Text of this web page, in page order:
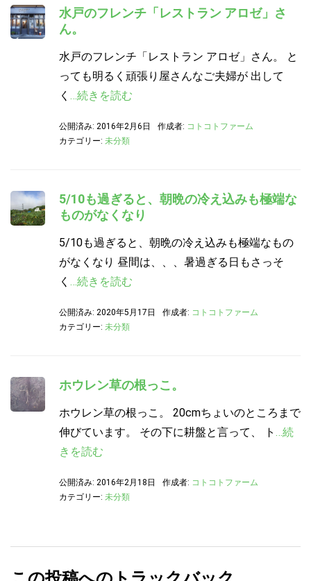
水戸のフレンチ「レストラン アロゼ」さ
ん。
水戸のフレンチ「レストラン アロゼ」さん。 と
っても明るく頑張り屋さんなご夫婦が 出して
く
…続きを読む
公開済み: 2016年2月6日 作成者: コトコトファーム
カテゴリー: 未分類
5/10も過ぎると、朝晩の冷え込みも極端な
ものがなくなり
5/10も過ぎると、朝晩の冷え込みも極端なもの
がなくなり 昼間は、、、暑過ぎる日もさっそ
く
…続きを読む
公開済み: 2020年5月17日 作成者: コトコトファーム
カテゴリー: 未分類
ホウレン草の根っこ。
ホウレン草の根っこ。 20cmちょいのところまで
伸びています。 その下に耕盤と言って、 ト
…続
きを読む
公開済み: 2016年2月18日 作成者: コトコトファーム
カテゴリー: 未分類